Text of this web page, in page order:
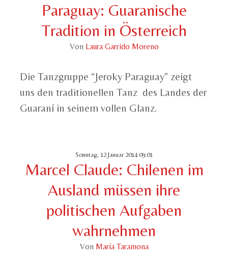
Paraguay: Guaranische
Tradition in Österreich
Von Laura Garrido Moreno
Die Tanzgruppe “Jeroky Paraguay” zeigt
uns den traditionellen Tanz des Landes der
Guaraní in seinem vollen Glanz.
Sonntag, 12 Januar 2014 09:01
Marcel Claude: Chilenen im
Ausland müssen ihre
politischen Aufgaben
wahrnehmen
Von María Taramona